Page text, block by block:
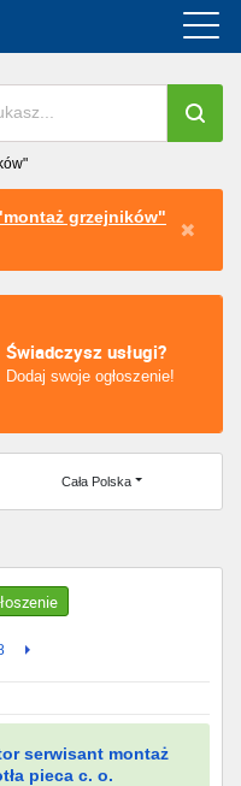
grzejników"
Świadczysz usługi?
Dodaj swoje ogłoszenie!
Cała Polska
serwisant montaż
pieca c. o.